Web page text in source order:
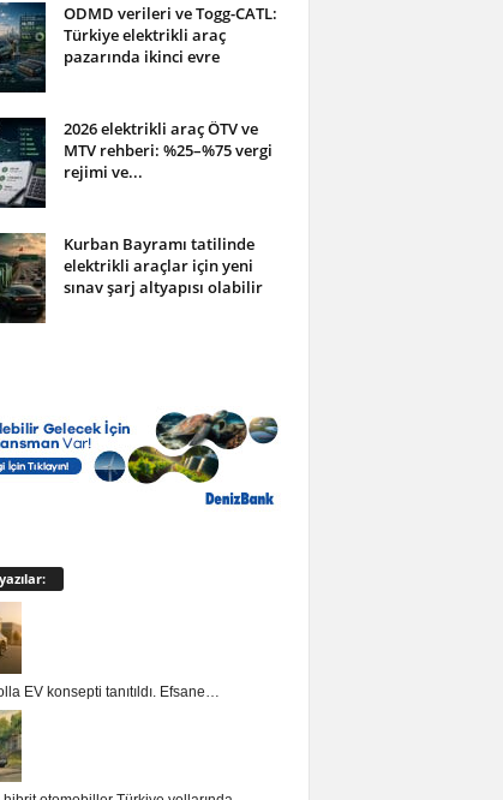
ODMD verileri ve Togg-CATL:
Türkiye elektrikli araç
pazarında ikinci evre
2026 elektrikli araç ÖTV ve
MTV rehberi: %25–%75 vergi
rejimi ve...
Kurban Bayramı tatilinde
elektrikli araçlar için yeni
sınav şarj altyapısı olabilir
EV konsepti tanıtıldı. Efsane…